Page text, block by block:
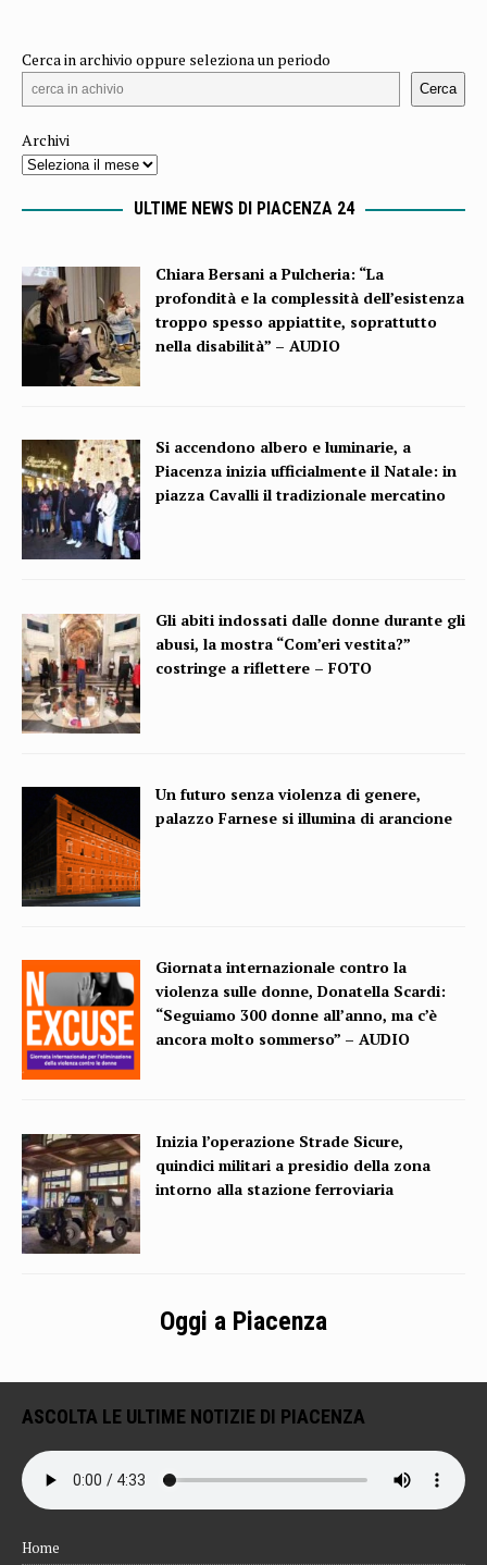
Cerca in archivio oppure seleziona un periodo
Cerca
Archivi
ULTIME NEWS DI PIACENZA 24
Chiara Bersani a Pulcheria: “La
profondità e la complessità dell’esistenza
troppo spesso appiattite, soprattutto
nella disabilità” – AUDIO
Si accendono albero e luminarie, a
Piacenza inizia ufficialmente il Natale: in
piazza Cavalli il tradizionale mercatino
Gli abiti indossati dalle donne durante gli
abusi, la mostra “Com’eri vestita?”
costringe a riflettere – FOTO
Un futuro senza violenza di genere,
palazzo Farnese si illumina di arancione
Giornata internazionale contro la
violenza sulle donne, Donatella Scardi:
“Seguiamo 300 donne all’anno, ma c’è
ancora molto sommerso” – AUDIO
Inizia l’operazione Strade Sicure,
quindici militari a presidio della zona
intorno alla stazione ferroviaria
Oggi a Piacenza
ASCOLTA LE ULTIME NOTIZIE DI PIACENZA
Home